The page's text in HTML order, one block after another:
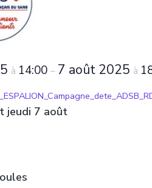
à 14:00 – 7 août 2025 à
jeudi 7 août